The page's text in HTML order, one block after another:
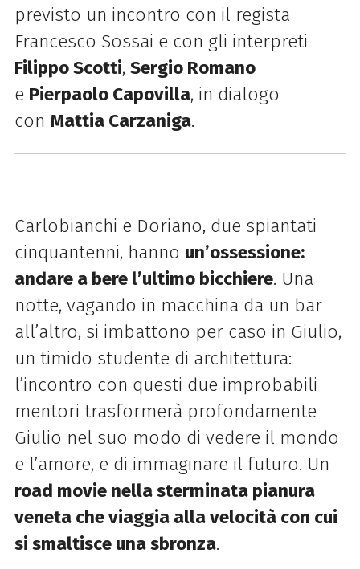
previsto un incontro con il regista
Francesco Sossai e con gli interpreti
Filippo Scotti, Sergio Romano
e Pierpaolo Capovilla, in dialogo
con Mattia Carzaniga.
Carlobianchi e Doriano, due spiantati
cinquantenni, hanno un’ossessione:
andare a bere l’ultimo bicchiere. Una
notte, vagando in macchina da un bar
all’altro, si imbattono per caso in Giulio,
un timido studente di architettura:
l’incontro con questi due improbabili
mentori trasformerà profondamente
Giulio nel suo modo di vedere il mondo
e l’amore, e di immaginare il futuro. Un
road movie nella sterminata pianura
veneta che viaggia alla velocità con cui
si smaltisce una sbronza.